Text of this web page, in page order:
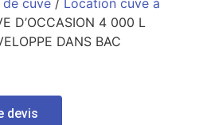
cuve/ Location cuve à
D’OCCASION 4 000 L
DANS BAC
devis